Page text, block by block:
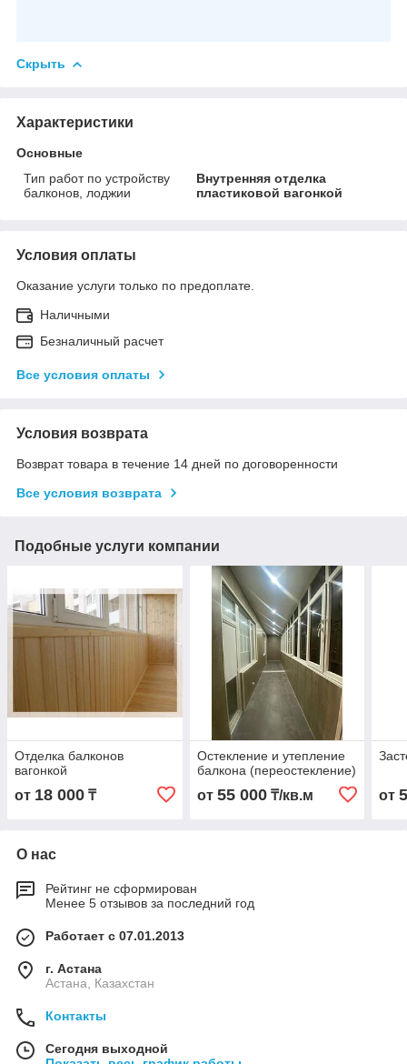
Скрыть
Характеристики
Основные
Тип работ по устройству
балконов, лоджии
Внутренняя отделка
пластиковой вагонкой
Условия оплаты
Оказание услуги только по предоплате.
Наличными
Безналичный расчет
Все условия оплаты
Условия возврата
Возврат товара в течение 14 дней по договоренности
Все условия возврата
Подобные услуги компании
Отделка балконов
вагонкой
от 18 000 ₸
Остекление и утепление
балкона (переостекление)
от 55 000₸/кв.м от
О нас
Рейтинг не сформирован
Менее 5 отзывов за последний год
Работает с 07.01.2013
г. Астана
Астана, Казахстан
Контакты
Сегодня выходной